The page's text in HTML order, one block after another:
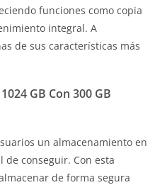
funciones como copia
integral. A
de sus características más
GB Con 300 GB
un almacenamiento en
conseguir. Con esta
de forma segura